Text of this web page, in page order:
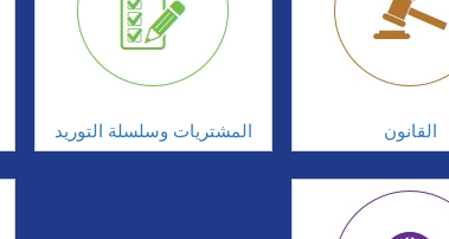
المشتريات وسلسلة التوريد القانون